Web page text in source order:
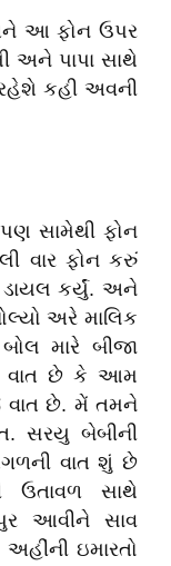
આ ફોન ઉપર
અને પાપા સાથે
રહેશે કહી અવની
સામેથી ફોન
વાર ફોન કરું
કર્યું. અને
અરે માલિક
મારે બીજા
વાત છે કે આમ
વાત છે. મેં તમને
સરયુ બેબીની
વાત શું છે
ઉતાવળ સાથે
આવીને સાવ
ઇમારતો